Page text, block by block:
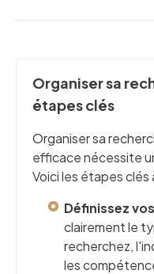
Organiser sa
étapes clés
Organiser sa
efficace nécessite
Voici les étapes clés
Définissez
clairement le
recherchez,
les